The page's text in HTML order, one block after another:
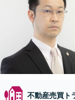
不動産売買ト